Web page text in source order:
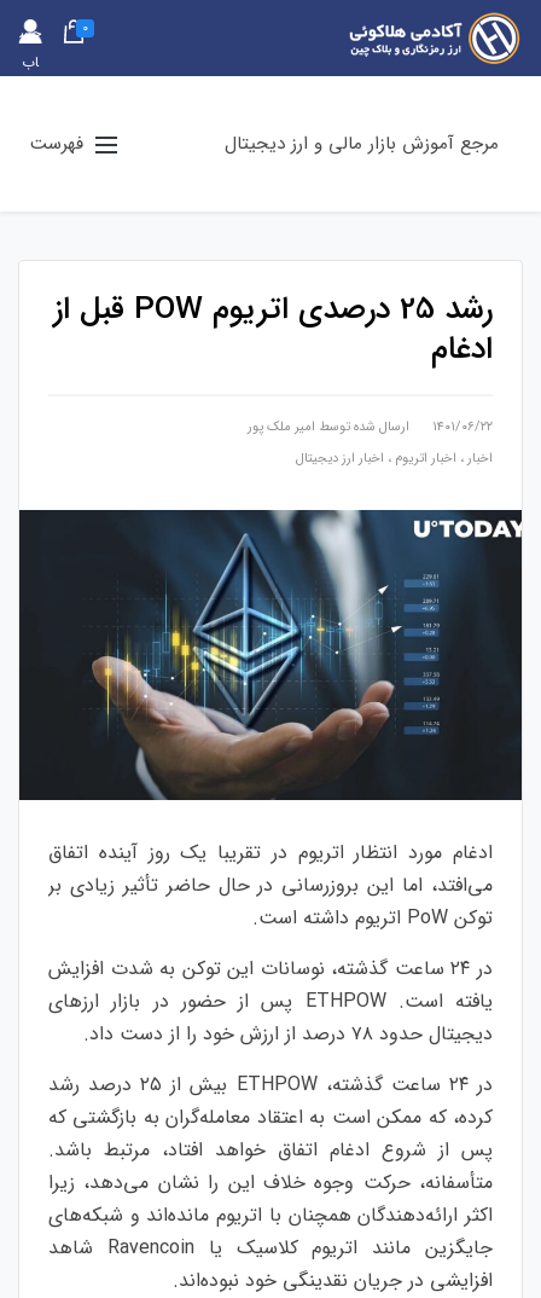
حس
اب
0
مرجع آموزش بازار مالی و ارز دیجیتال فهرست
رشد 25 درصدی اتریوم POW قبل از
ادغام
۱۴۰۱/۰۶/۲۲ ارسال شده توسط امیر ملک پور
اخبار ، اخبار اتریوم ، اخبار ارز دیجیتال
ادغام مورد انتظار اتریوم در تقریبا یک روز آینده اتفاق
می‌افتد، اما این بروزرسانی در حال حاضر تأثیر زیادی بر
توکن PoW اتریوم داشته است.
در ۲۴ ساعت گذشته، نوسانات این توکن به شدت افزایش
یافته است. ETHPOW پس از حضور در بازار ارزهای
دیجیتال حدود ۷۸ درصد از ارزش خود را از دست داد.
در ۲۴ ساعت گذشته، ETHPOW بیش از ۲۵ درصد رشد
کرده، که ممکن است به اعتقاد معامله‌گران به بازگشتی که
پس از شروع ادغام اتفاق خواهد افتاد، مرتبط باشد.
متأسفانه، حرکت وجوه خلاف این را نشان می‌دهد، زیرا
اکثر ارائه‌دهندگان همچنان با اتریوم مانده‌اند و شبکه‌های
جایگزین مانند اتریوم کلاسیک یا Ravencoin شاهد
افزایشی در جریان نقدینگی خود نبوده‌اند.